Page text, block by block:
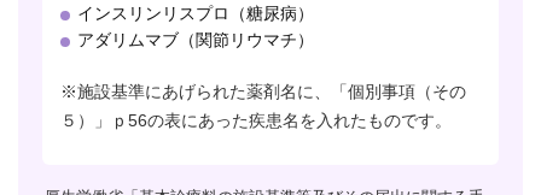
インスリンリスプロ（糖尿病）
アダリムマブ（関節リウマチ）
※施設基準にあげられた薬剤名に、「個別事項（その
５）」ｐ56の表にあった疾患名を入れたものです。